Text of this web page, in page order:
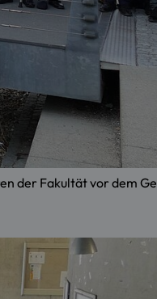
der Fakultät vor dem